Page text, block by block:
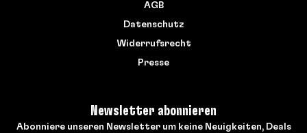
AGB
Datenschutz
Widerrufsrecht
Presse
Newsletter abonnieren
Abonniere unseren Newsletter um keine Neuigkeiten, Deals